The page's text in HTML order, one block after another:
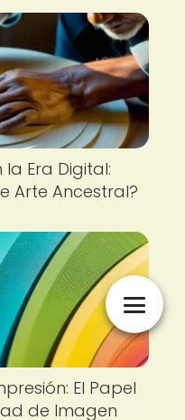
la Era Digital:
Arte Ancestral?
El Papel
de Imagen